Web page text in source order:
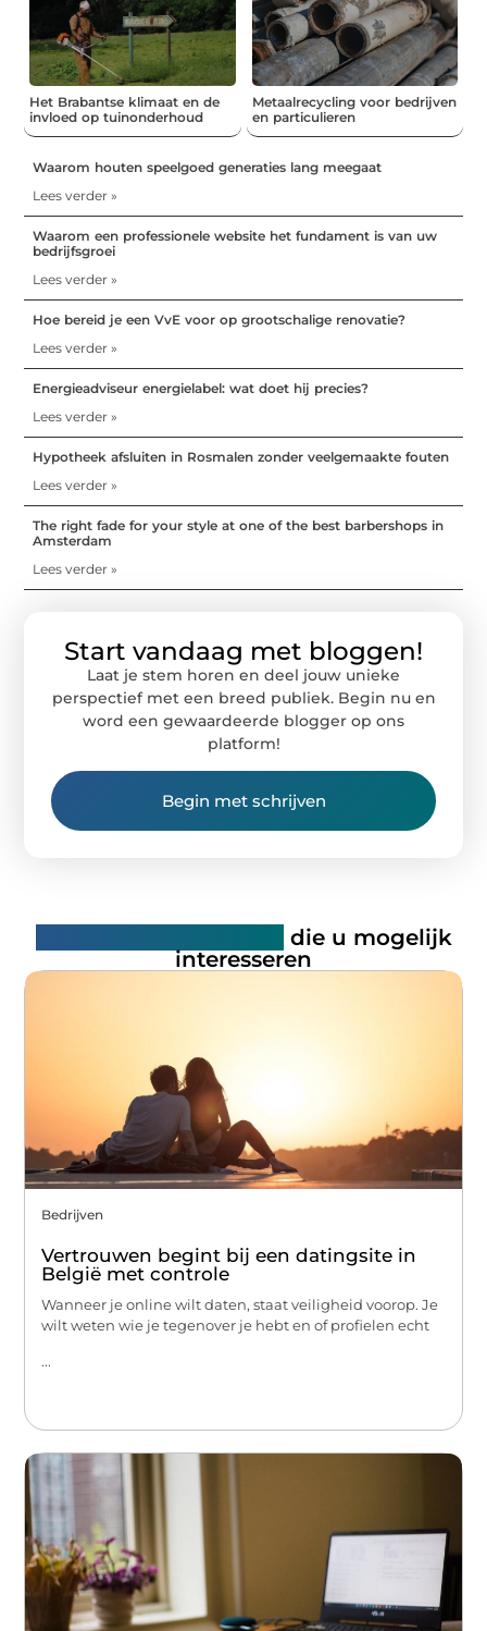
Het Brabantse klimaat en de
invloed op tuinonderhoud
Metaalrecycling voor bedrijven
en particulieren
Waarom houten speelgoed generaties lang meegaat
Lees verder »
Waarom een professionele website het fundament is van uw
bedrijfsgroei
Lees verder »
Hoe bereid je een VvE voor op grootschalige renovatie?
Lees verder »
Energieadviseur energielabel: wat doet hij precies?
Lees verder »
Hypotheek afsluiten in Rosmalen zonder veelgemaakte fouten
Lees verder »
The right fade for your style at one of the best barbershops in
Amsterdam
Lees verder »
Start vandaag met bloggen!
Laat je stem horen en deel jouw unieke
perspectief met een breed publiek. Begin nu en
word een gewaardeerde blogger op ons
platform!
Begin met schrijven
die u mogelijk
interesseren
Bedrijven
Vertrouwen begint bij een datingsite in
België met controle
Wanneer je online wilt daten, staat veiligheid voorop. Je
wilt weten wie je tegenover je hebt en of profielen echt
...